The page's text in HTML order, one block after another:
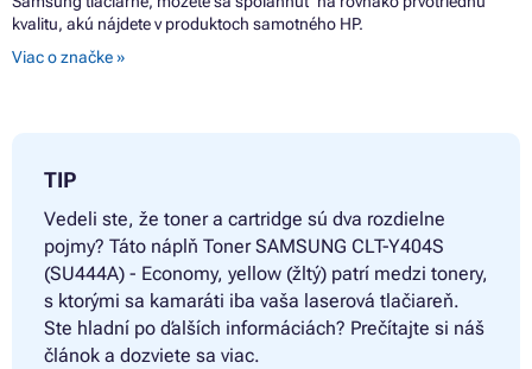
kvalitu, akú nájdete v produktoch samotného HP.
Viac o značke »
TIP
Vedeli ste, že toner a cartridge sú dva rozdielne
pojmy? Táto náplň Toner SAMSUNG CLT-Y404S
(SU444A) - Economy, yellow (žltý) patrí medzi tonery,
s ktorými sa kamaráti iba vaša laserová tlačiareň.
Ste hladní po ďalších informáciách? Prečítajte si náš
článok a dozviete sa viac.